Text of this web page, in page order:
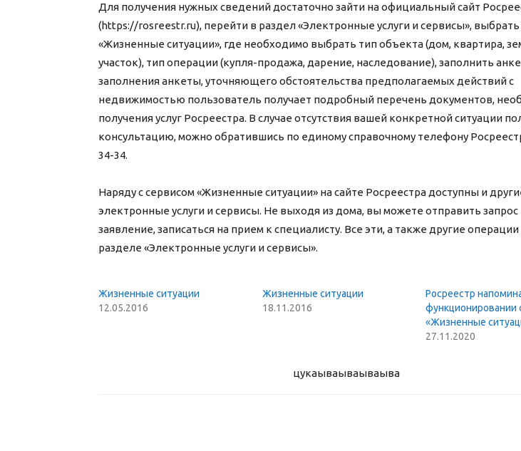
Для получения нужных сведений достаточно зайти на официальный сайт
(https://rosreestr.ru), перейти в раздел «Электронные услуги и сервисы», выбрать
«Жизненные ситуации», где необходимо выбрать тип объекта (дом, квартира,
участок), тип операции (купля-продажа, дарение, наследование), заполнить
заполнения анкеты, уточняющего обстоятельства предполагаемых действий с
недвижимостью пользователь получает подробный перечень документов,
получения услуг Росреестра. В случае отсутствия вашей конкретной ситуации
консультацию, можно обратившись по единому справочному телефону
34-34.
Наряду с сервисом «Жизненные ситуации» на сайте Росреестра доступны и
электронные услуги и сервисы. Не выходя из дома, вы можете отправить запрос
заявление, записаться на прием к специалисту. Все эти, а также другие
разделе «Электронные услуги и сервисы».
Жизненные ситуации
12.05.2016
Жизненные ситуации
18.11.2016
Росреестр
функционировании
«Жизненные
27.11.2020
цукаываываываыва